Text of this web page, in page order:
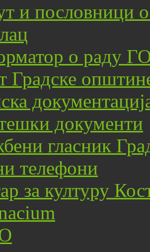
и пословници
о раду
Градске
документи
гласник
телефони
за културу